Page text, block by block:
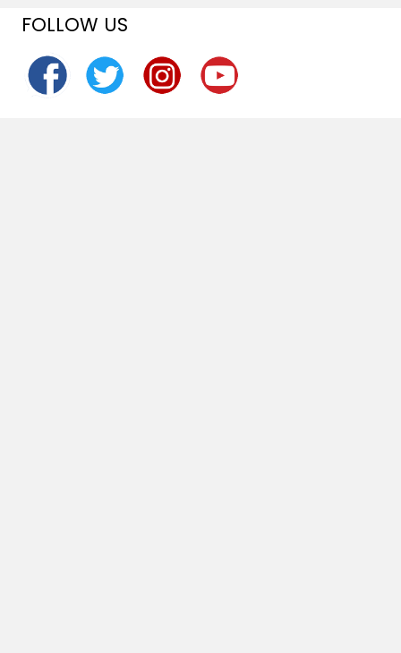
FOLLOW US